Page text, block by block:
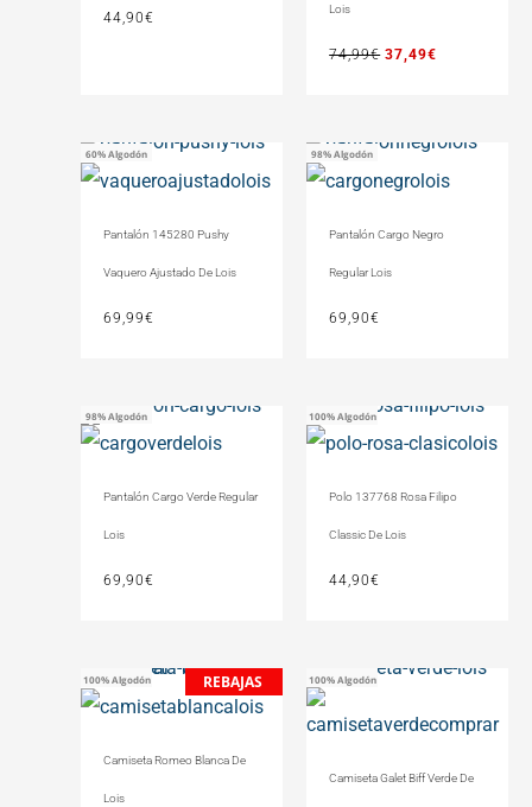
44,90€
Lois
74,99€ 37,49€
60% Algodón
Pantalón 145280 Pushy
Vaquero Ajustado De Lois
69,99€
98% Algodón
Pantalón Cargo Negro
Regular Lois
69,90€
98% Algodón
Pantalón Cargo Verde Regular
Lois
69,90€
100% Algodón
Polo 137768 Rosa Filipo
Classic De Lois
44,90€
100% Algodón REBAJAS
Camiseta Romeo Blanca De
Lois
precio
era:
El
precio
es:
100% Algodón
Camiseta Galet Biff Verde De